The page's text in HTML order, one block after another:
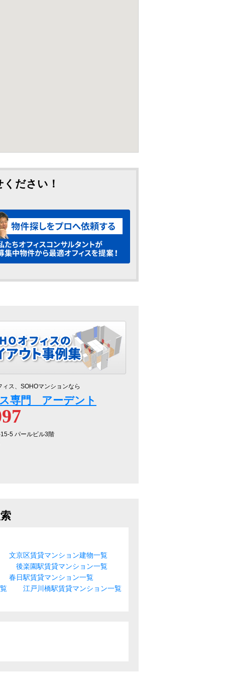
ださい！
ス、SOHOマンションなら
専門 アーデント
5 パールビル3階
文京区賃貸マンション建物一覧
後楽園駅賃貸マンション一覧
春日駅賃貸マンション一覧
江戸川橋駅賃貸マンション一覧